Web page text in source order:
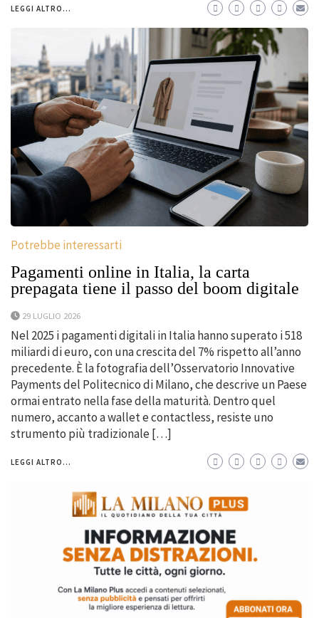
LEGGI ALTRO...
Potrebbe interessarti
Pagamenti online in Italia, la carta
prepagata tiene il passo del boom digitale
29 LUGLIO 2026
Nel 2025 i pagamenti digitali in Italia hanno superato i 518
miliardi di euro, con una crescita del 7% rispetto all’anno
precedente. È la fotografia dell’Osservatorio Innovative
Payments del Politecnico di Milano, che descrive un Paese
ormai entrato nella fase della maturità. Dentro quel
numero, accanto a wallet e contactless, resiste uno
strumento più tradizionale […]
LEGGI ALTRO...